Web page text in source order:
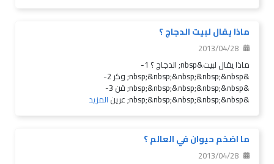
ماذا يقال لبيت الدجاج ؟
2013/04/28
ماذا يقال لبيت&nbsp; الدجاج ؟ 1-
&nbsp;&nbsp;&nbsp;&nbsp;&nbsp; وكر 2-
&nbsp;&nbsp;&nbsp;&nbsp;&nbsp; قن 3-
&nbsp;&nbsp;&nbsp;&nbsp;&nbsp; عرين المزيد
ما اضخم حيوان في العالم ؟
2013/04/28